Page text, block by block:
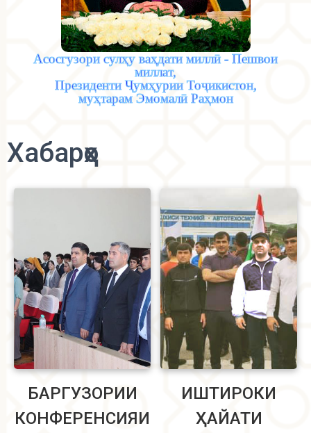
Асосгузори сулҳу ваҳдати миллӣ - Пешвои
миллат,
Президенти Ҷумҳурии Тоҷикистон,
муҳтарам Эмомалӣ Раҳмон
Хабарҳо
БАРГУЗОРИИ
КОНФЕРЕНСИЯИ
ИШТИРОКИ
ҲАЙАТИ